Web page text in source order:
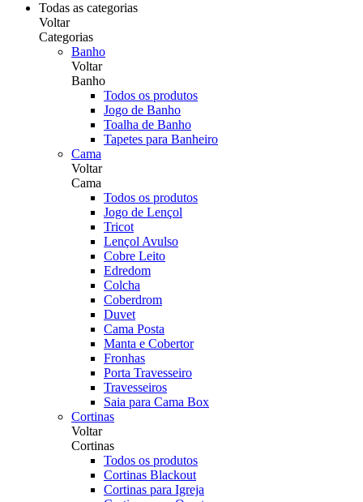
Todas as categorias
Voltar
Categorias
Banho
Voltar
Banho
Todos os produtos
Jogo de Banho
Toalha de Banho
Tapetes para Banheiro
Cama
Voltar
Cama
Todos os produtos
Jogo de Lençol
Tricot
Lençol Avulso
Cobre Leito
Edredom
Colcha
Coberdrom
Duvet
Cama Posta
Manta e Cobertor
Fronhas
Porta Travesseiro
Travesseiros
Saia para Cama Box
Cortinas
Voltar
Cortinas
Todos os produtos
Cortinas Blackout
Cortinas para Igreja